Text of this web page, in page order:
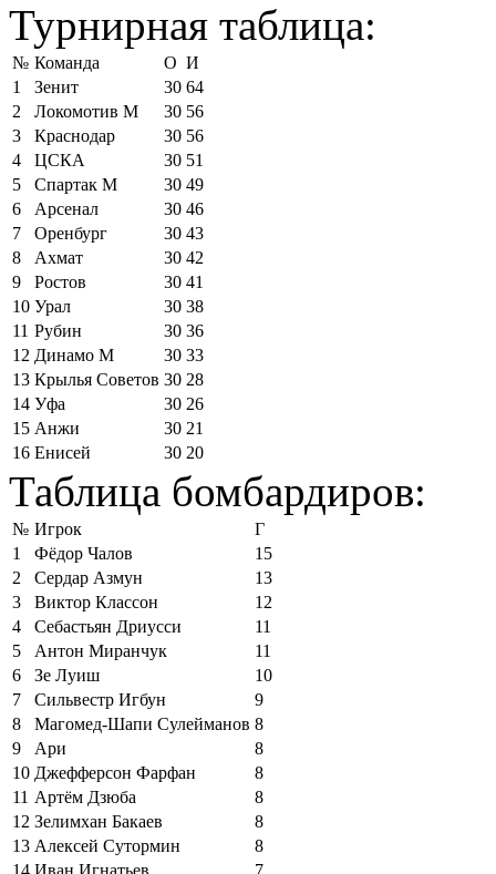
Турнирная таблица:
№ Команда О И
1
Зенит 30 64
2
Локомотив М 30 56
3
Краснодар 30 56
4
ЦСКА 30 51
5
Спартак М 30 49
6
Арсенал 30 46
7
Оренбург 30 43
8
Ахмат 30 42
9
Ростов 30 41
10 Урал 30 38
11 Рубин 30 36
12 Динамо М 30 33
13 Крылья Советов 30 28
14 Уфа 30 26
15 Анжи 30 21
16 Енисей 30 20
Таблица бомбардиров:
№ Игрок
Г
1
Фёдор Чалов
15
2
Сердар Азмун
13
3
Виктор Классон
12
4
Себастьян Дриусси
11
5
Антон Миранчук
11
6
Зе Луиш
10
7
Сильвестр Игбун
9
8
Магомед-Шапи Сулейманов 8
9
Ари
8
10 Джефферсон Фарфан
8
11 Артём Дзюба
8
12 Зелимхан Бакаев
8
13 Алексей Сутормин
8
14 Иван Игнатьев
7